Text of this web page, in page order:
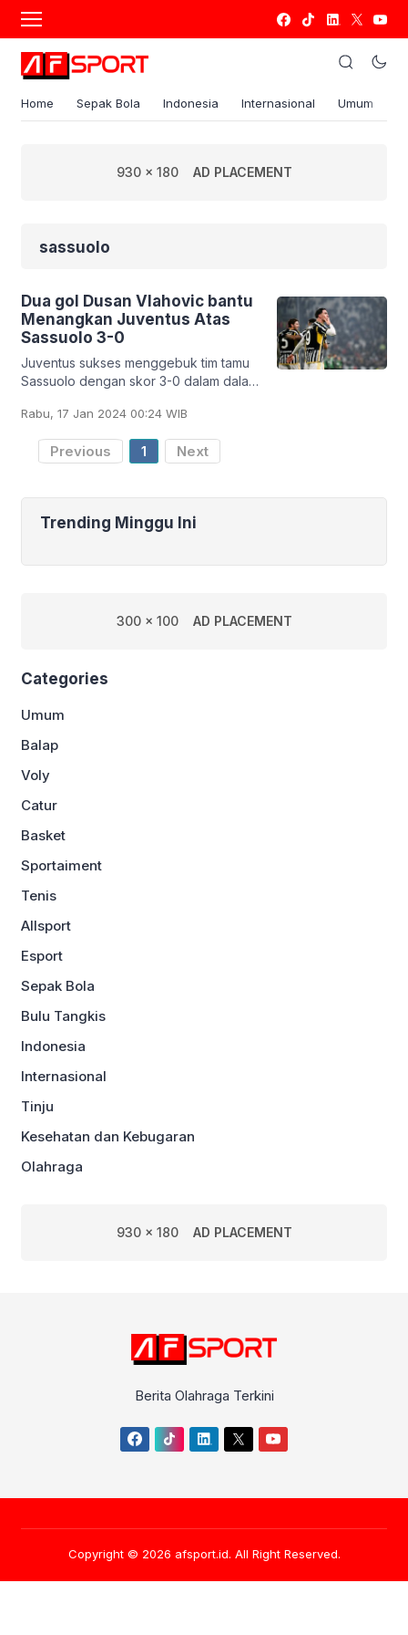
Home Sepak Bola Indonesia Internasional Umum
930 x 180 AD PLACEMENT
sassuolo
Dua gol Dusan Vlahovic bantu
Menangkan Juventus Atas
Sassuolo 3-0
Juventus sukses menggebuk tim tamu
Sassuolo dengan skor 3-0 dalam dalam
Allianz Stadium pada Rabu dini hari
WIB. Dua gol
Rabu, 17 Jan 2024 00:24 WIB
Previous 1 Next
Trending Minggu Ini
300 x 100 AD PLACEMENT
Categories
Umum
Balap
Voly
Catur
Basket
Sportaiment
Tenis
Allsport
Esport
Sepak Bola
Bulu Tangkis
Indonesia
Internasional
Tinju
Kesehatan dan Kebugaran
Olahraga
930 x 180 AD PLACEMENT
Berita Olahraga Terkini
Copyright © 2026 afsport.id. All Right Reserved.